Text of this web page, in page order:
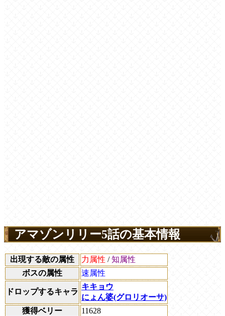
アマゾンリリー5話の基本情報
出現する敵の属性 力属性 /知属性
ボスの属性
速属性
ドロップするキャラ
キキョウ
にょん婆(グロリオーサ)
獲得ベリー
11628